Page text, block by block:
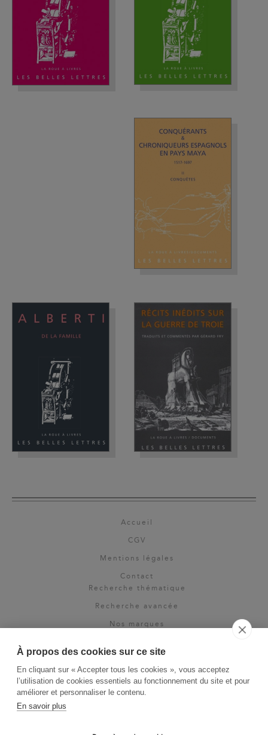
À propos des cookies sur ce site
En cliquant sur « Accepter tous les cookies », vous acceptez
l’utilisation de cookies essentiels au fonctionnement du site et pour
améliorer et personnaliser le contenu.
En savoir plus
Accueil
CGV
Mentions légales
Contact
Recherche thématique
Recherche avancée
Nos marques
Espace pro
Newsletter
La Vie des Classiques